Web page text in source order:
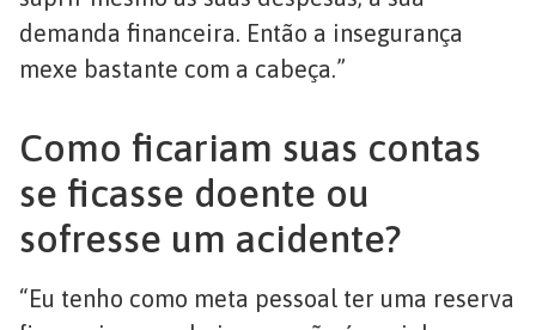
demanda financeira. Então a insegurança
mexe bastante com a cabeça.”
Como ficariam suas contas
se ficasse doente ou
sofresse um acidente?
“Eu tenho como meta pessoal ter uma reserva